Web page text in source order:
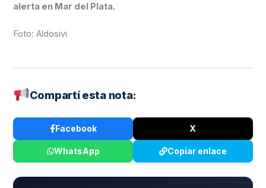
alerta en Mar del Plata.
Foto: Aldosivi
Compartí esta nota:
Facebook X
WhatsApp Copiar enlace